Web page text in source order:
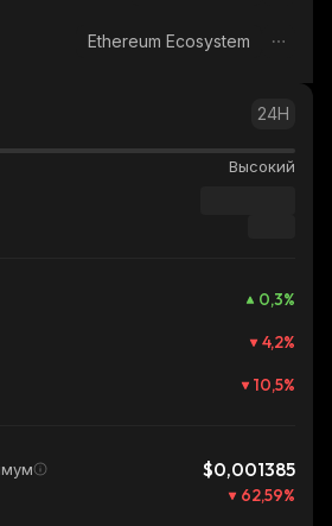
Ethereum Ecosystem
24H
Высокий
0,3%
4,2%
10,5%
$0,001385
62,59%